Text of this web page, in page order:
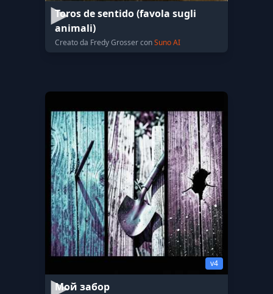
Toros de sentido (favola sugli
animali)
Creato da Fredy Grosser conSuno AI
v4
Мой забор